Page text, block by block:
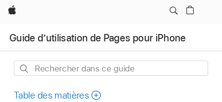
Apple
Guide d’utilisation de Pages pour iPhone
Rechercher
ce
Table des matières